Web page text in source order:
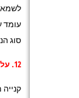
סוג
12. עלויות בדיקת הנכס